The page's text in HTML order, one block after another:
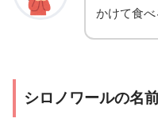
かけて食
シロノワールの名